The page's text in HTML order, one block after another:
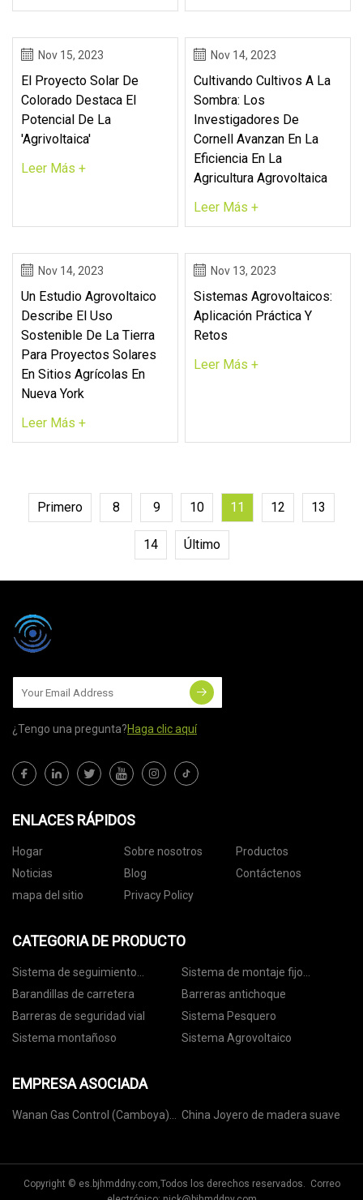
Nov 15, 2023
El Proyecto Solar De
Colorado Destaca El
Potencial De La
'agrivoltaica'
Leer Más +
Nov 14, 2023
Cultivando Cultivos A La
Sombra: Los
Investigadores De
Cornell Avanzan En La
Eficiencia En La
Agricultura Agrovoltaica
Leer Más +
Nov 14, 2023
Un Estudio Agrovoltaico
Describe El Uso
Sostenible De La Tierra
Para Proyectos Solares
En Sitios Agrícolas En
Nueva York
Leer Más +
Nov 13, 2023
Sistemas Agrovoltaicos:
Aplicación Práctica Y
Retos
Leer Más +
Primero 8 9 10 11 12 13
14 Último
¿Tengo una pregunta?Haga clic aquí
ENLACES RÁPIDOS
Hogar Sobre nosotros
Productos
Noticias
Blog
Contáctenos
mapa del sitio
Privacy Policy
CATEGORIA DE PRODUCTO
Sistema de seguimiento
fotovoltaico
Sistema de montaje fijo
fotovoltaico
Barandillas de carretera
Barreras antichoque
Barreras de seguridad vial
Sistema Pesquero
Sistema montañoso
Sistema Agrovoltaico
EMPRESA ASOCIADA
Wanan Gas Control (Camboya)
China Joyero de madera suave
Copyright © es.bjhmddny.com,Todos los derechos reservados. Correo